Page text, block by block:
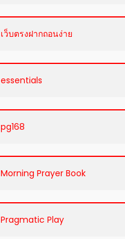
เว็บตรงฝากถอนง่าย
essentials
pg168
Morning Prayer Book
Pragmatic Play